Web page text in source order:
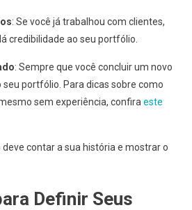
: Se você já trabalhou com clientes,
credibilidade ao seu portfólio.
: Sempre que você concluir um novo
portfólio. Para dicas sobre como
sem experiência, confira este
deve contar a sua história e mostrar o
Definir Seus